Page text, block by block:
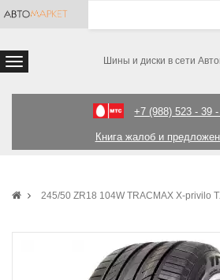
Шины и диски в сети
+7 (988) 523 - 39
Книга жалоб и
245/50 ZR18 104W TRACMAX X-privilo